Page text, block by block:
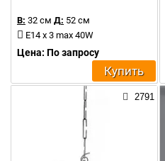
В: 32 см Д: 52 см
E14 x 3 max 40W
Цена: По запросу
Купить
2791